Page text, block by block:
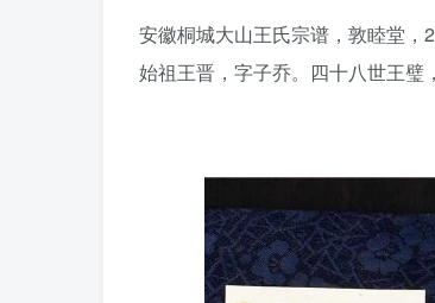
安徽桐城大山王氏宗谱，敦睦堂，
始祖王晋，字子乔。四十八世王璧